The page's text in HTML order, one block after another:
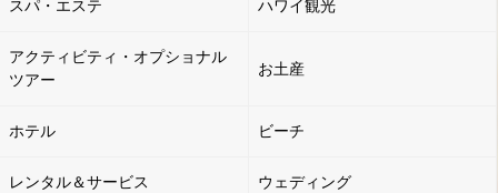
スパ・エステ ハワイ観光
アクティビティ・オプショナル
ツアー
お土産
ホテル ビーチ
レンタル＆サービス ウェディング